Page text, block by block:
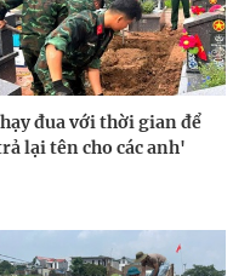
đua với thời gian để
lại tên cho các anh'